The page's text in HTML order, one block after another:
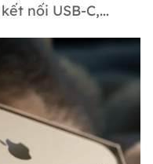
nối USB-C,...